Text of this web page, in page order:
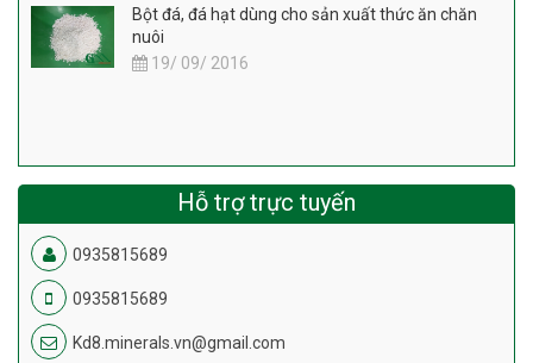
Bột đá, đá hạt dùng cho sản xuất thức ăn chăn
nuôi
19/ 09/ 2016
Hỗ trợ trực tuyến
0935815689
0935815689
Kd8.minerals.vn@gmail.com